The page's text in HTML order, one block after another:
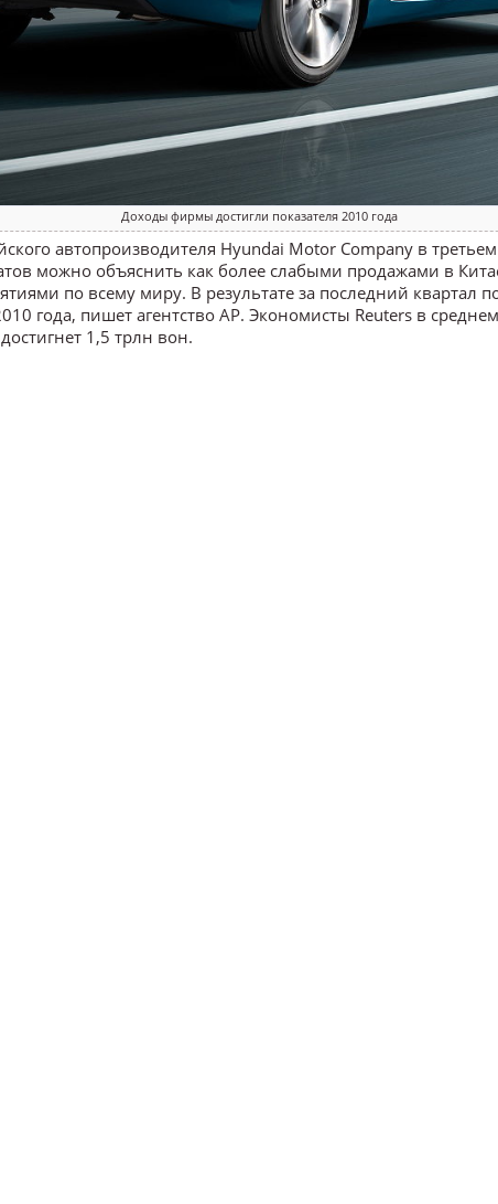
Доходы фирмы достигли показателя 2010 года
автопроизводителя Hyundai Motor Company в
можно объяснить как более слабыми продажами в
по всему миру. В результате за последний квартал
года, пишет агентство AP. Экономисты Reuters в
1,5 трлн вон.